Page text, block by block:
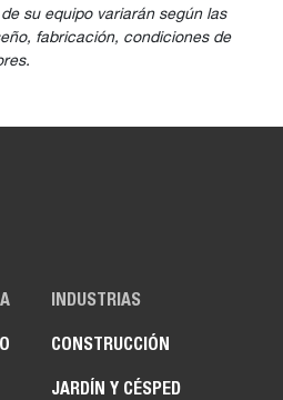
su equipo variarán según las
fabricación, condiciones de
INDUSTRIAS
CONSTRUCCIÓN
JARDÍN Y CÉSPED